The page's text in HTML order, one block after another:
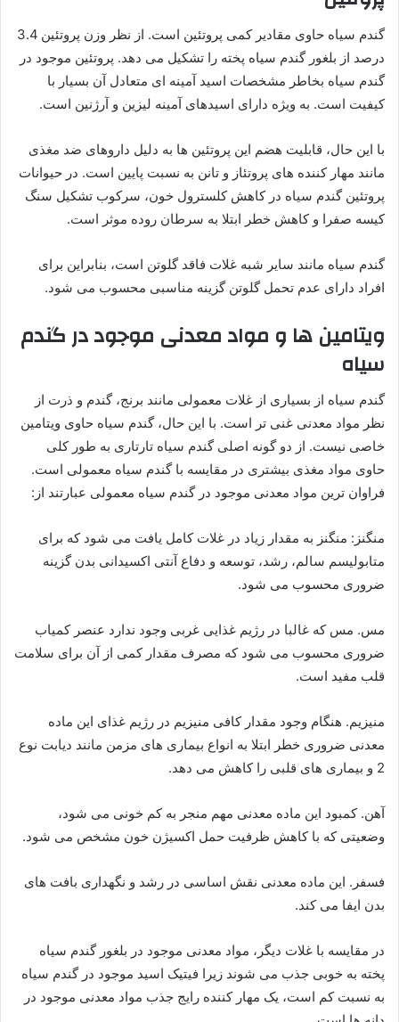
گندم سیاه حاوی مقادیر کمی پروتئین است. از نظر وزن پروتئین 3.4
درصد از بلغور گندم سیاه پخته را تشکیل می دهد. پروتئین موجود در
گندم سیاه بخاطر مشخصات اسید آمینه ای متعادل آن بسیار با
کیفیت است. به ویژه دارای اسیدهای آمینه لیزین و آرژنین است.
با این حال، قابلیت هضم این پروتئین ها به دلیل داروهای ضد مغذی
مانند مهار کننده های پروتئاز و تانن به نسبت پایین است. در حیوانات
پروتئین گندم سیاه در کاهش کلسترول خون، سرکوب تشکیل سنگ
کیسه صفرا و کاهش خطر ابتلا به سرطان روده موثر است.
گندم سیاه مانند سایر شبه غلات فاقد گلوتن است، بنابراین برای
افراد دارای عدم تحمل گلوتن گزینه مناسبی محسوب می شود.
ویتامین ها و مواد معدنی موجود در گندم
سیاه
گندم سیاه از بسیاری از غلات معمولی مانند برنج، گندم و ذرت از
نظر مواد معدنی غنی تر است. با این حال، گندم سیاه حاوی ویتامین
خاصی نیست. از دو گونه اصلی گندم سیاه تارتاری به طور کلی
حاوی مواد مغذی بیشتری در مقایسه با گندم سیاه معمولی است.
فراوان ترین مواد معدنی موجود در گندم سیاه معمولی عبارتند از:
منگنز: منگنز به مقدار زیاد در غلات کامل یافت می شود که برای
متابولیسم سالم، رشد، توسعه و دفاع آنتی اکسیدانی بدن گزینه
ضروری محسوب می شود.
مس. مس که غالبا در رژیم غذایی غربی وجود ندارد عنصر کمیاب
ضروری محسوب می شود که مصرف مقدار کمی از آن برای سلامت
قلب مفید است.
منیزیم. هنگام وجود مقدار کافی منیزیم در رژیم غذای این ماده
معدنی ضروری خطر ابتلا به انواع بیماری های مزمن مانند دیابت نوع
2 و بیماری های قلبی را کاهش می دهد.
آهن. کمبود این ماده معدنی مهم منجر به کم خونی می شود،
وضعیتی که با کاهش ظرفیت حمل اکسیژن خون مشخص می شود.
فسفر. این ماده معدنی نقش اساسی در رشد و نگهداری بافت های
بدن ایفا می کند.
در مقایسه با غلات دیگر، مواد معدنی موجود در بلغور گندم سیاه
پخته به خوبی جذب می شوند زیرا فیتیک اسید موجود در گندم سیاه
به نسبت کم است، یک مهار کننده رایج جذب مواد معدنی موجود در